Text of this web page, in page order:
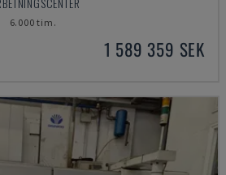
6.000 tim.
1 589 359 SEK